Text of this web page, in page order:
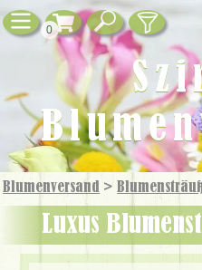
0
Blumenversand >
Luxus